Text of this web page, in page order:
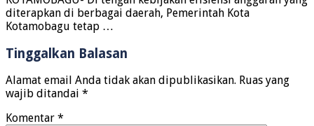
diterapkan di berbagai daerah, Pemerintah Kota
Kotamobagu tetap …
Tinggalkan Balasan
Alamat email Anda tidak akan dipublikasikan. Ruas yang
wajib ditandai *
Komentar *